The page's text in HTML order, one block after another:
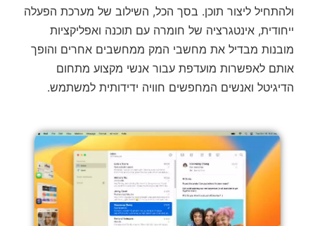
ולהתחיל ליצור תוכן. בסך הכל, השילוב של מערכת הפעלה
ייחודית, אינטגרציה של חומרה עם תוכנה ואפליקציות
מובנות מבדיל את מחשבי המק ממחשבים אחרים והופך
אותם לאפשרות מועדפת עבור אנשי מקצוע מתחום
הדיגיטל ואנשים המחפשים חוויה ידידותית למשתמש.